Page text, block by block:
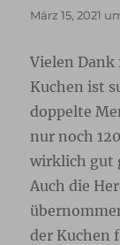
März 15, 2021
Vielen Dank
Kuchen ist
doppelte
nur noch
wirklich gut
Auch die
der Kuchen